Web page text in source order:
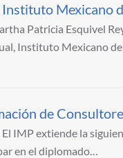
Mexicano
Patricia Esquivel
Instituto Mexicano
de
IMP extiende la
en el diplomado…